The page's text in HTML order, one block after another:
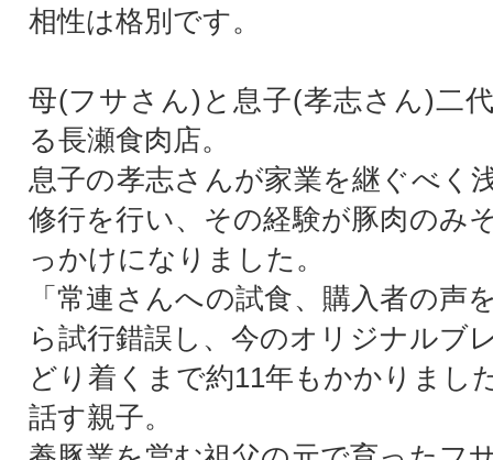
相性は格別です。
母(フサさん)と息子(孝志さん)二
る長瀬食肉店。
息子の孝志さんが家業を継ぐべく
修行を行い、その経験が豚肉のみ
っかけになりました。
「常連さんへの試食、購入者の声
ら試行錯誤し、今のオリジナルブ
どり着くまで約11年もかかりまし
話す親子。